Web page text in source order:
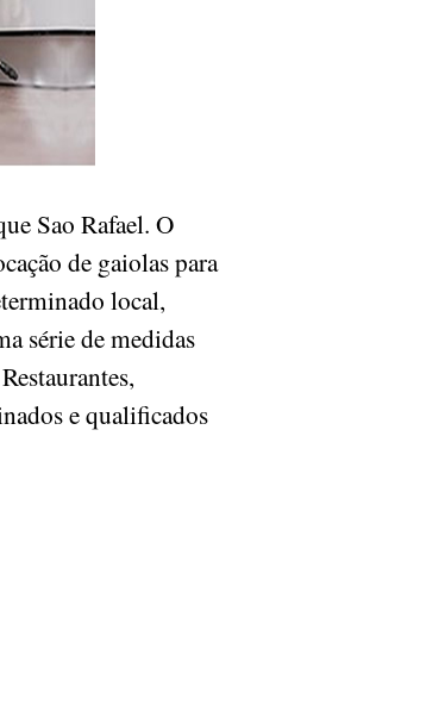
Sao Rafael. O
de gaiolas para
local,
série de medidas
e qualificados